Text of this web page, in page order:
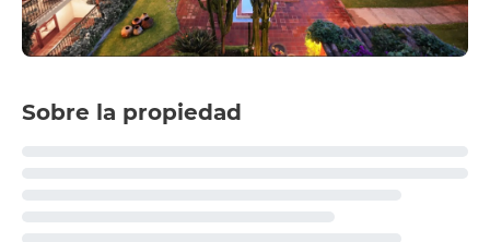
Sobre la propiedad